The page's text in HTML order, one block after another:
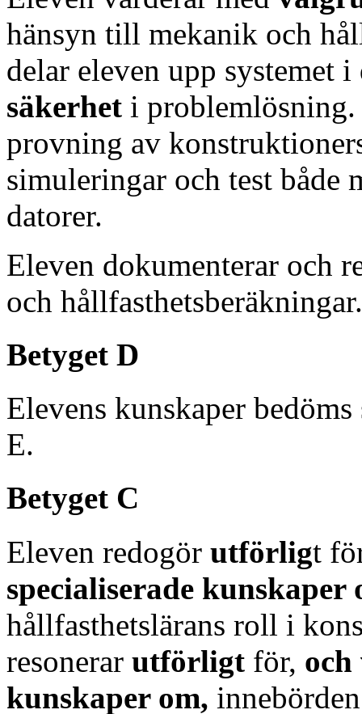
hänsyn till mekanik och
delar eleven upp systemet
säkerhet i
provning av
simuleringar och test både
datorer.
Eleven dokumenterar och
och hållfasthetsberäkningar.
Betyget D
Elevens kunskaper
E.
Betyget C
Eleven redogör utförligt
specialiserade kunskaper
hållfasthetslärans roll i
resonerar utförligt för, och
kunskaper om,